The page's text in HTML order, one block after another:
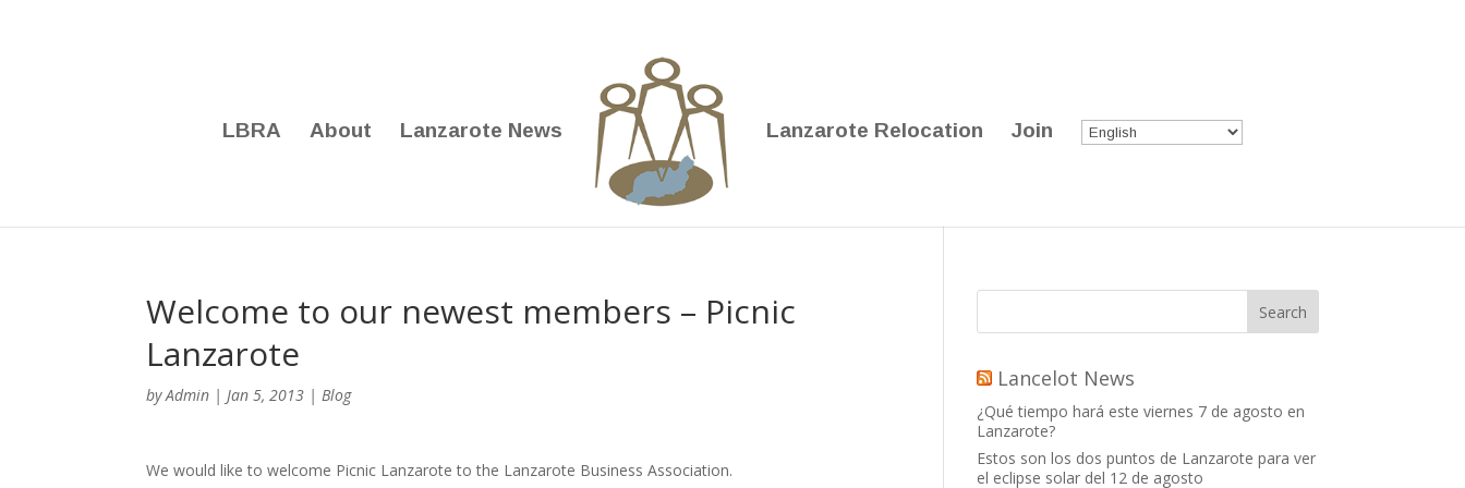
LBRA About Lanzarote News Lanzarote Relocation Join
Welcome to our newest members – Picnic
Lanzarote
byAdmin |Jan 5, 2013 |Blog
We would like to welcome Picnic Lanzarote to the Lanzarote Business Association.
Lancelot News
¿Qué tiempo hará este viernes 7 de agosto en
Lanzarote?
Estos son los dos puntos de Lanzarote para ver
el eclipse solar del 12 de agosto